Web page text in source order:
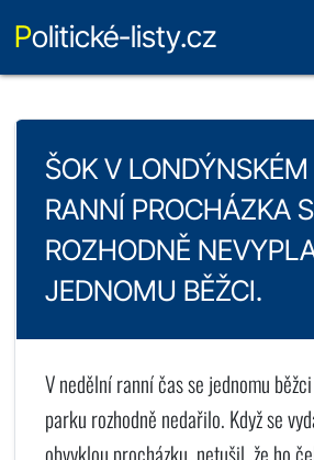
Politické-listy.cz
ŠOK V LONDÝNSKÉM
RANNÍ PROCHÁZKA
ROZHODNĚ
JEDNOMU BĚŽCI.
V nedělní ranní čas se jednomu
parku rozhodně nedařilo. Když se